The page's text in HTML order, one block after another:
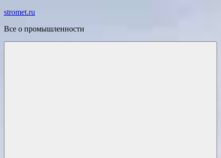
Перейти
содержимому
stromet.ru
Все о промышленности